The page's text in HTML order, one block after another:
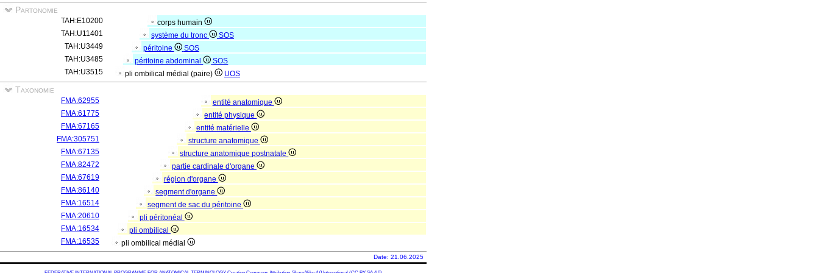
Partonomie
TAH:E10200
corps humain
TAH:U11401
système du tronc
SOS
TAH:U3449
péritoine
SOS
TAH:U3485
péritoine abdominal
SOS
TAH:U3515
pli ombilical médial (paire) UOS
Taxonomie
FMA:62955
entité anatomique
FMA:61775
entité physique
FMA:67165
entité matérielle
FMA:305751
structure anatomique
FMA:67135
structure anatomique postnatale
FMA:82472
partie cardinale d'organe
FMA:67619
région d'organe
FMA:86140
segment d'organe
FMA:16514
segment de sac du péritoine
FMA:20610
pli péritonéal
FMA:16534
pli ombilical
FMA:16535
pli ombilical médial
Date: 21.06.2025